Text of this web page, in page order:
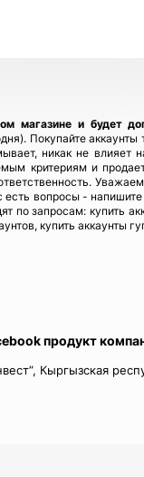
магазине и будет
Покупайте
никак не влияет
критериям и
вопросы -
по запросам: купить
купить аккаунты
продукт
Кыргызская